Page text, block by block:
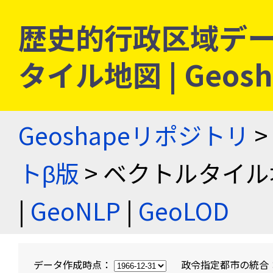
歴史的行政区域デ
タイル地図 |
Geoshapeリポジトリ >
トβ版 > ベクトルタイ
| GeoNLP | GeoLOD
データ作成時点： 政令指定都市の統